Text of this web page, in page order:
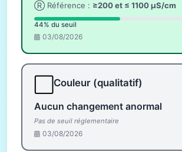
Ⓡ Référence : ≥200 et ≤ 1100 µS/cm
44% du seuil
03/08/2026
Couleur (qualitatif)
Aucun changement anormal
Pas de seuil réglementaire
03/08/2026